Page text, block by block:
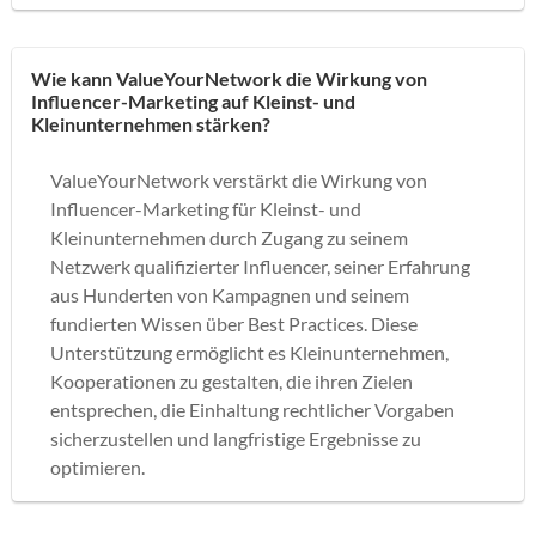
Wie kann ValueYourNetwork die Wirkung von
Influencer-Marketing auf Kleinst- und
Kleinunternehmen stärken?
ValueYourNetwork verstärkt die Wirkung von
Influencer-Marketing für Kleinst- und
Kleinunternehmen durch Zugang zu seinem
Netzwerk qualifizierter Influencer, seiner Erfahrung
aus Hunderten von Kampagnen und seinem
fundierten Wissen über Best Practices. Diese
Unterstützung ermöglicht es Kleinunternehmen,
Kooperationen zu gestalten, die ihren Zielen
entsprechen, die Einhaltung rechtlicher Vorgaben
sicherzustellen und langfristige Ergebnisse zu
optimieren.